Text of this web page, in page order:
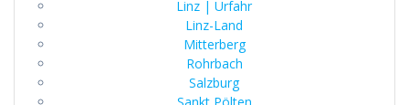
Linz | Urfahr
Linz-Land
Mitterberg
Rohrbach
Salzburg